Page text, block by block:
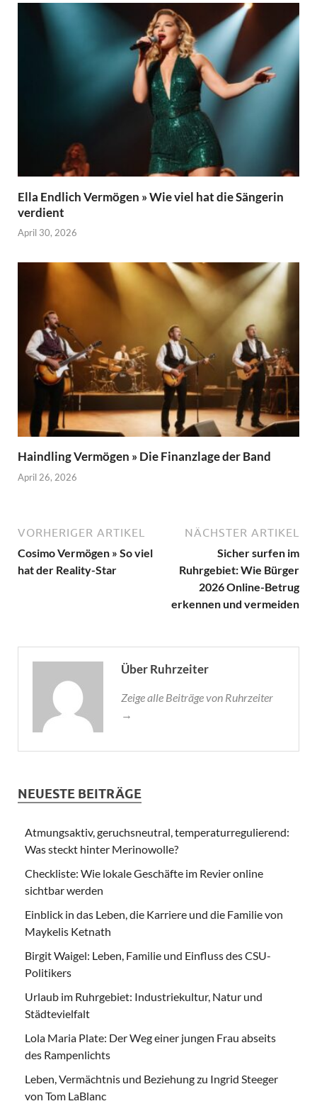
Ella Endlich Vermögen » Wie viel hat die Sängerin
verdient
April 30, 2026
Haindling Vermögen » Die Finanzlage der Band
April 26, 2026
VORHERIGER ARTIKEL
Cosimo Vermögen » So viel
hat der Reality-Star
NÄCHSTER ARTIKEL
Sicher surfen im
Ruhrgebiet: Wie Bürger
2026 Online-Betrug
erkennen und vermeiden
Über Ruhrzeiter
Zeige alle Beiträge von Ruhrzeiter
→
NEUESTE BEITRÄGE
Atmungsaktiv, geruchsneutral, temperaturregulierend:
Was steckt hinter Merinowolle?
Checkliste: Wie lokale Geschäfte im Revier online
sichtbar werden
Einblick in das Leben, die Karriere und die Familie von
Maykelis Ketnath
Birgit Waigel: Leben, Familie und Einfluss des CSU-
Politikers
Urlaub im Ruhrgebiet: Industriekultur, Natur und
Städtevielfalt
Lola Maria Plate: Der Weg einer jungen Frau abseits
des Rampenlichts
Leben, Vermächtnis und Beziehung zu Ingrid Steeger
von Tom LaBlanc